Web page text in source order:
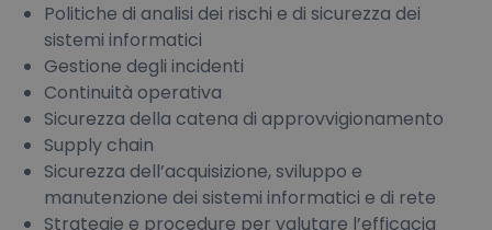
Politiche di analisi dei rischi e di sicurezza dei
sistemi informatici
Gestione degli incidenti
Continuità operativa
Sicurezza della catena di approvvigionamento
Supply chain
Sicurezza dell’acquisizione, sviluppo e
manutenzione dei sistemi informatici e di rete
Strategie e procedure per valutare l’efficacia